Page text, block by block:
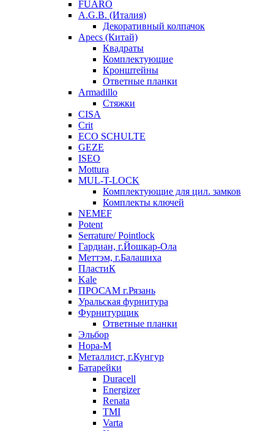
FUARO
A.G.B. (Италия)
Декоративный колпачок
Apecs (Китай)
Квадраты
Комплектующие
Кронштейны
Ответные планки
Armadillo
Стяжки
CISA
Crit
ECO SCHULTE
GEZE
ISEO
Mottura
MUL-T-LOCK
Комплектующие для цил. замков
Комплекты ключей
NEMEF
Potent
Serrature/ Pointlock
Гардиан, г.Йошкар-Ола
Меттэм, г.Балашиха
ПластиК
Kale
ПРОСАМ г.Рязань
Уральская фурнитура
Фурнитурщик
Ответные планки
Эльбор
Нора-М
Металлист, г.Кунгур
Батарейки
Duracell
Energizer
Renata
TMI
Varta